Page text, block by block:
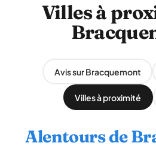
Villes à
Avis sur Bracquemont
Villes à proximité
Alentours de